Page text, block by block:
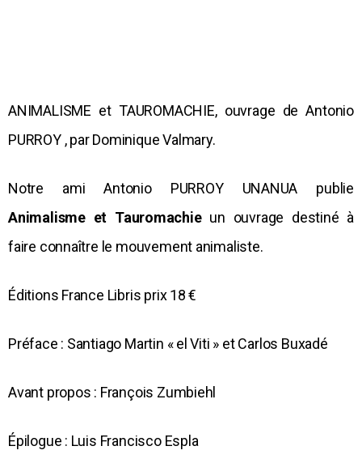
ANIMALISME et TAUROMACHIE, ouvrage de Antonio
PURROY , par Dominique Valmary.
Notre ami Antonio PURROY UNANUA publie
Animalisme et Tauromachie un ouvrage destiné à
faire connaître le mouvement animaliste.
Éditions France Libris prix 18 €
Préface : Santiago Martin « el Viti » et Carlos Buxadé
Avant propos : François Zumbiehl
Épilogue : Luis Francisco Espla